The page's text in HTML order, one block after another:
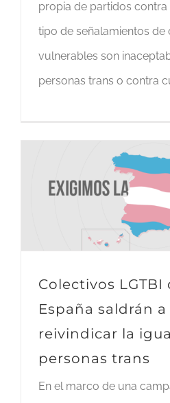
propia de partidos contra
tipo de señalamientos de
vulnerables son
personas trans o contra
Colectivos LGTBI
España saldrán
reivindicar la
personas trans
En el marco de una